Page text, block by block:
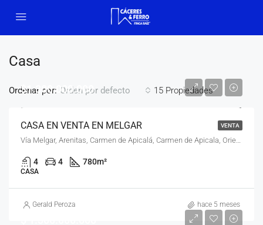
Casa
15 Propiedades
Ordenar por: Orden por defecto
VENTA
$1.300.000.000
CASA EN VENTA EN MELGAR
Vía Melgar, Arenitas, Carmen de Apicalá, Carmen de Apicala, Oriente, Tolima, RAP Eje Cafetero, Colombia
4 4 780m²
CASA
Gerald Peroza hace 5 meses